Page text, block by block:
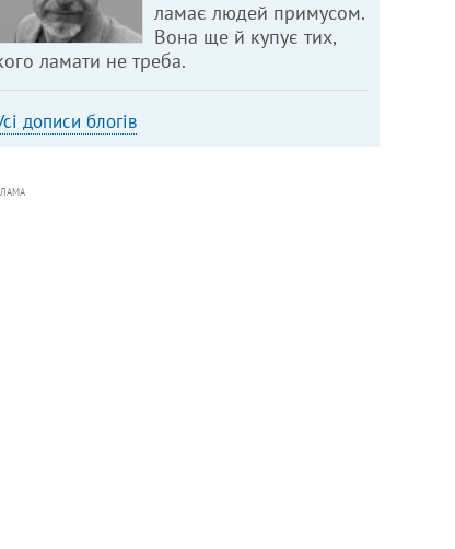
ламає людей примусом.
Вона ще й купує тих,
ламати не треба.
дописи блогів